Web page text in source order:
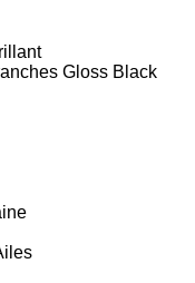
Gloss Black